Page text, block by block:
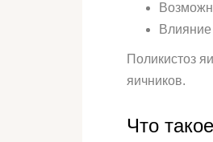
Поликистоз
яичников.
Что